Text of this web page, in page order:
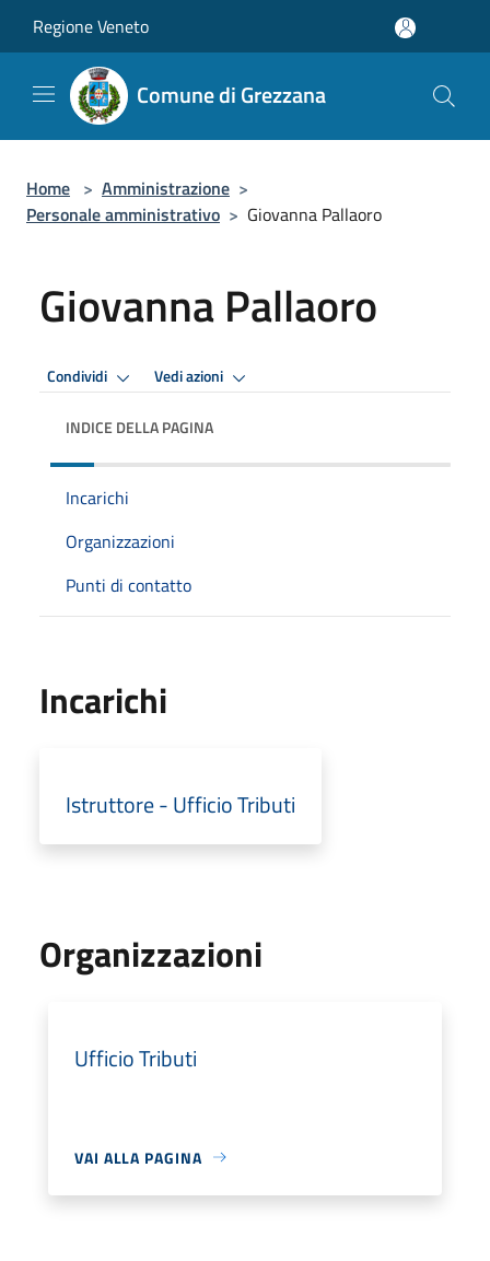
Regione Veneto
Comune di Grezzana
Home > Amministrazione >
Personale amministrativo > Giovanna Pallaoro
Giovanna Pallaoro
Condividi Vedi azioni
INDICE DELLA PAGINA
Incarichi
Organizzazioni
Punti di contatto
Incarichi
Istruttore - Ufficio Tributi
Organizzazioni
Ufficio Tributi
VAI ALLA PAGINA